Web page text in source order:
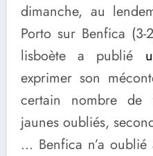
dimanche, au
Porto sur Benfica
lisboète a publié
exprimer son
certain nombre de
jaunes oubliés,
… Benfica n’a